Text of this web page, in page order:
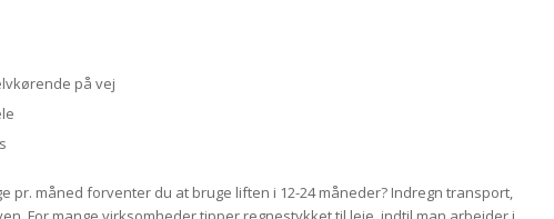
på vej
pr. måned forventer du at bruge liften i 12-24 måneder? Indregn transport,